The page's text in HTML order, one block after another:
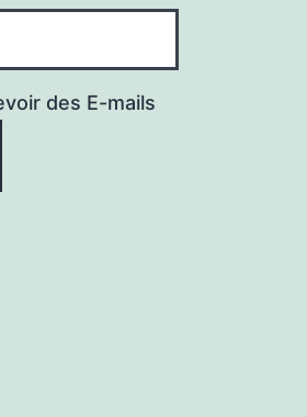
des E-mails